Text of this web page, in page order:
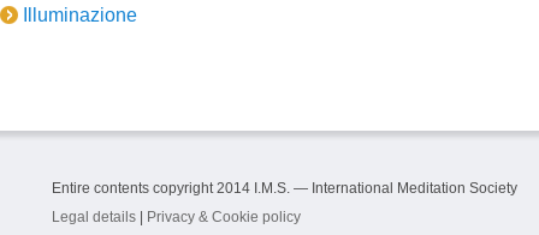
Illuminazione
Entire contents copyright 2014 I.M.S. — International Meditation Society
Legal details
Privacy & Cookie policy